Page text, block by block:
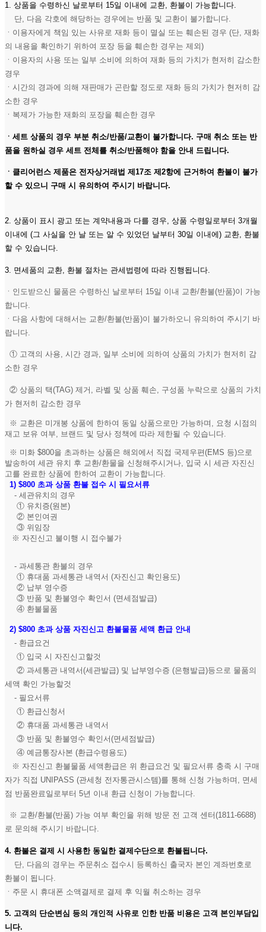
1. 상품을 수령하신 날로부터 15일 이내에 교환, 환불이 가능합니다.
단, 다음 각호에 해당하는 경우에는 반품 및 교환이 불가합니다.
ㆍ이용자에게 책임 있는 사유로 재화 등이 멸실 또는 훼손된 경우 (단, 재화
의 내용을 확인하기 위하여 포장 등을 훼손한 경우는 제외)
ㆍ이용자의 사용 또는 일부 소비에 의하여 재화 등의 가치가 현저히 감소한
경우
ㆍ시간의 경과에 의해 재판매가 곤란할 정도로 재화 등의 가치가 현저히 감
소한 경우
ㆍ복제가 가능한 재화의 포장을 훼손한 경우
ㆍ세트 상품의 경우 부분 취소/반품/교환이 불가합니다. 구매 취소 또는 반
품을 원하실 경우 세트 전체를 취소/반품해야 함을 안내 드립니다.
ㆍ클리어런스 제품은 전자상거래법 제17조 제2항에 근거하여 환불이 불가
할 수 있으니 구매 시 유의하여 주시기 바랍니다.
2. 상품이 표시 광고 또는 계약내용과 다를 경우, 상품 수령일로부터 3개월
이내에 (그 사실을 안 날 또는 알 수 있었던 날부터 30일 이내에) 교환, 환불
할 수 있습니다.
3. 면세품의 교환, 환불 절차는 관세법령에 따라 진행됩니다.
ㆍ인도받으신 물품은 수령하신 날로부터 15일 이내 교환/환불(반품)이 가능
합니다.
ㆍ다음 사항에 대해서는 교환/환불(반품)이 불가하오니 유의하여 주시기 바
랍니다.
① 고객의 사용, 시간 경과, 일부 소비에 의하여 상품의 가치가 현저히 감
소한 경우
② 상품의 택(TAG) 제거, 라벨 및 상품 훼손, 구성품 누락으로 상품의 가치
가 현저히 감소한 경우
※ 교환은 미개봉 상품에 한하여 동일 상품으로만 가능하며, 요청 시점의
재고 보유 여부, 브랜드 및 당사 정책에 따라 제한될 수 있습니다.
※ 미화 $800을 초과하는 상품은 해외에서 직접 국제우편(EMS 등)으로
발송하여 세관 유치 후 교환/환물을 신청해주시거나, 입국 시 세관 자진신
고를 완료한 상품에 한하여 교환이 가능합니다.
1) $800 초과 상품 환불 접수 시 필요서류
- 세관유치의 경우
① 유치증(원본)
② 본인여권
③ 위임장
※ 자진신고 불이행 시 접수불가
- 과세통관 환불의 경우
① 휴대품 과세통관 내역서 (자진신고 확인용도)
② 납부 영수증
③ 반품 및 환불영수 확인서 (면세점발급)
④ 환불물품
2) $800 초과 상품 자진신고 환불물품 세액 환급 안내
- 환급요건
① 입국 시 자진신고할것
② 과세통관 내역서(세관발급) 및 납부영수증 (은행발급)등으로 물품의
세액 확인 가능할것
- 필요서류
① 환급신청서
② 휴대품 과세통관 내역서
③ 반품 및 환불영수 확인서(면세점발급)
④ 예금통장사본 (환급수령용도)
※ 자진신고 환불물품 세액환급은 위 환급요건 및 필요서류 충족 시 구매
자가 직접 UNIPASS (관세청 전자통관시스템)를 통해 신청 가능하며, 면세
점 반품완료일로부터 5년 이내 환급 신청이 가능합니다.
※ 교환/환불(반품) 가능 여부 확인을 위해 방문 전 고객 센터(1811-6688)
로 문의해 주시기 바랍니다.
4. 환불은 결제 시 사용한 동일한 결제수단으로 환불됩니다.
단, 다음의 경우는 주문취소 접수시 등록하신 출국자 본인 계좌번호로
환불이 됩니다.
ㆍ주문 시 휴대폰 소액결제로 결제 후 익월 취소하는 경우
5. 고객의 단순변심 등의 개인적 사유로 인한 반품 비용은 고객 본인부담입
니다.